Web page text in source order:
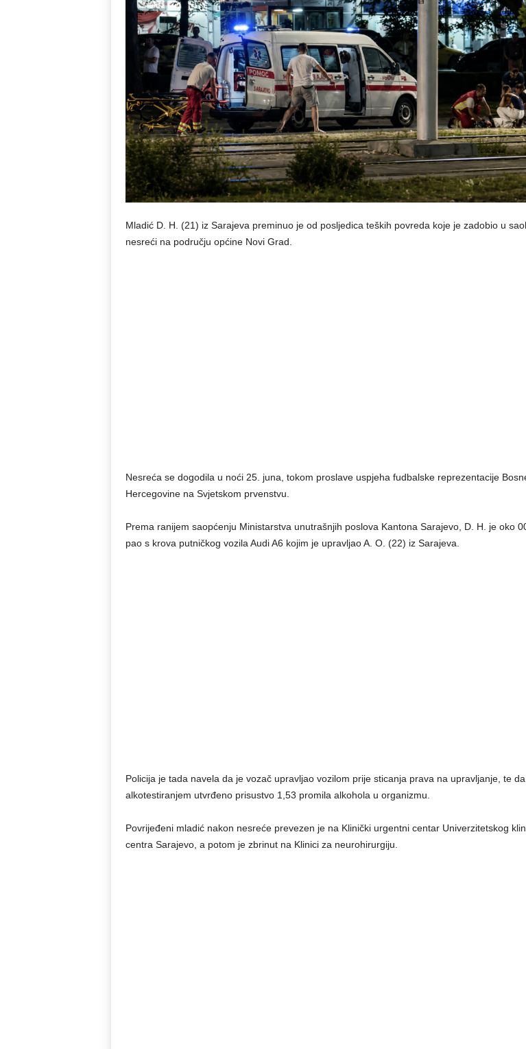
Mladić D. H. (21) iz Sarajeva preminuo je od posljedica teških povreda koje je zadobio u
nesreći na području općine Novi Grad.
Nesreća se dogodila u noći 25. juna, tokom proslave uspjeha fudbalske reprezentacije
Hercegovine na Svjetskom prvenstvu.
Prema ranijem saopćenju Ministarstva unutrašnjih poslova Kantona Sarajevo, D. H. je oko
pao s krova putničkog vozila Audi A6 kojim je upravljao A. O. (22) iz Sarajeva.
Policija je tada navela da je vozač upravljao vozilom prije sticanja prava na upravljanje, te
alkotestiranjem utvrđeno prisustvo 1,53 promila alkohola u organizmu.
Povrijeđeni mladić nakon nesreće prevezen je na Klinički urgentni centar Univerzitetskog
centra Sarajevo, a potom je zbrinut na Klinici za neurohirurgiju.